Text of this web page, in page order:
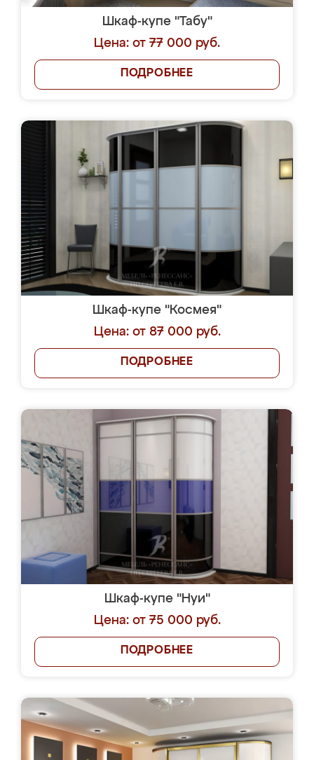
Шкаф-купе "Табу"
Цена: от 77 000 руб.
ПОДРОБНЕЕ
Шкаф-купе "Космея"
Цена: от 87 000 руб.
ПОДРОБНЕЕ
Шкаф-купе "Нуи"
Цена: от 75 000 руб.
ПОДРОБНЕЕ